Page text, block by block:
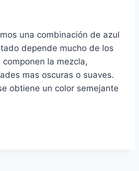
una combinación de azul
depende mucho de los
la mezcla,
mas oscuras o suaves.
obtiene un color semejante